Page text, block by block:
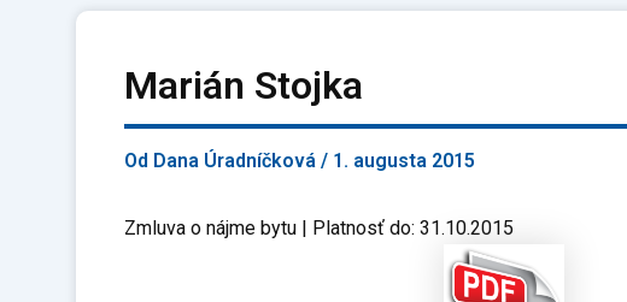
Marián Stojka
Od Dana Úradníčková / 1. augusta 2015
Zmluva o nájme bytu | Platnosť do: 31.10.2015